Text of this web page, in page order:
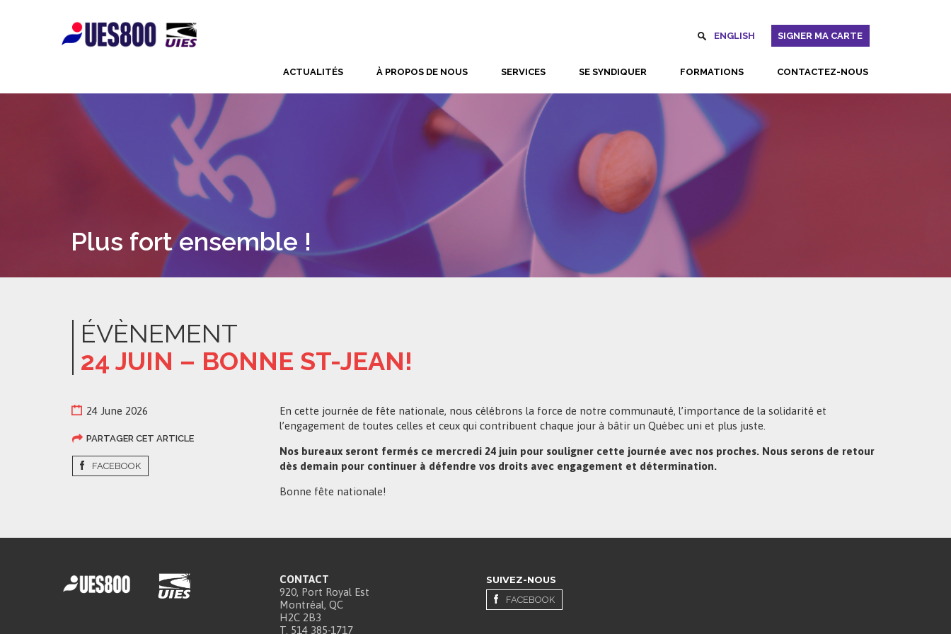
ENGLISH SIGNER MA CARTE
ACTUALITÉS À PROPOS DE NOUS SERVICES SE SYNDIQUER FORMATIONS CONTACTEZ-NOUS
Plus fort ensemble !
ÉVÈNEMENT
24 JUIN – BONNE ST-JEAN!
24 June 2026
PARTAGER CET ARTICLE
FACEBOOK
En cette journée de fête nationale, nous célébrons la force de notre communauté, l’importance de la solidarité et
l’engagement de toutes celles et ceux qui contribuent chaque jour à bâtir un Québec uni et plus juste.
Nos bureaux seront fermés ce mercredi 24 juin pour souligner cette journée avec nos proches. Nous serons de retour
dès demain pour continuer à défendre vos droits avec engagement et détermination.
Bonne fête nationale!
CONTACT
920, Port Royal Est
Montréal, QC
H2C 2B3
T. 514 385-1717
SUIVEZ-NOUS
FACEBOOK